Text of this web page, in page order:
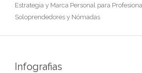
Estrategia y Marca Personal para
Soloprendedores y Nómadas
Infografias